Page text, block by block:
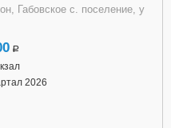
Габовское с. поселение, у
a
2026